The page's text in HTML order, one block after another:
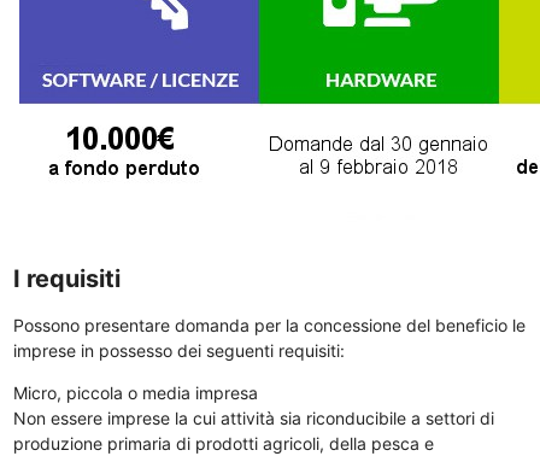
I requisiti
Possono presentare domanda per la concessione del beneficio le
imprese in possesso dei seguenti requisiti:
Micro, piccola o media impresa
Non essere imprese la cui attività sia riconducibile a settori di
produzione primaria di prodotti agricoli, della pesca e